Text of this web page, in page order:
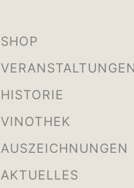
SHOP
HISTORIE
VINOTHEK
AUSZEICHNUNGEN
AKTUELLES